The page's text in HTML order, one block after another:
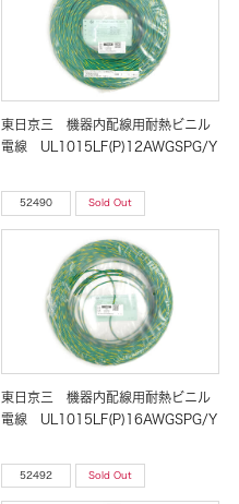
東日京三 機器内配線用耐熱ビニル
電線 UL1015LF(P)12AWGSPG/Y
52490 Sold Out
東日京三 機器内配線用耐熱ビニル
電線 UL1015LF(P)16AWGSPG/Y
52492 Sold Out